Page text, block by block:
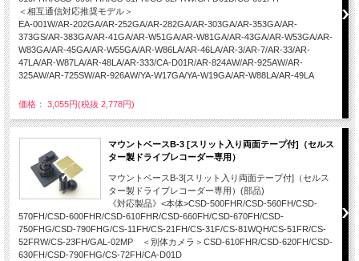
＜相互通信対応推奨モデル＞
EA-001W/AR-202GA/AR-252GA/AR-282GA/AR-303GA/AR-353GA/AR-
373GS/AR-383GA/AR-41GA/AR-W51GA/AR-W81GA/AR-43GA/AR-W53GA/AR-
W83GA/AR-45GA/AR-W55GA/AR-W86LA/AR-46LA/AR-3/AR-7/AR-33/AR-
47LA/AR-W87LA/AR-48LA/AR-333/CA-D01R/AR-824AW/AR-925AW/AR-
325AW/AR-725SW/AR-926AW/YA-W17GA/YA-W19GA/AR-W88LA/AR-49LA
価格： 3,055円(税抜 2,778円)
マウントベースB-3 [スリット入り両面テープ付]（セルス
ター製ドライブレコーダー専用）
マウントベースB-3[スリット入り両面テープ付]（セルス
ター製ドライブレコーダー専用）(部品)
《対応製品》<本体>CSD-500FHR/CSD-560FH/CSD-
570FH/CSD-600FHR/CSD-610FHR/CSD-660FH/CSD-670FH/CSD-
750FHG/CSD-790FHG/CS-11FH/CS-21FH/CS-31F/CS-81WQH/CS-51FR/CS-
52FRW/CS-23FH/GAL-02MP ＜別体カメラ＞CSD-610FHR/CSD-620FH/CSD-
630FH/CSD-790FHG/CS-72FH/CA-D01D